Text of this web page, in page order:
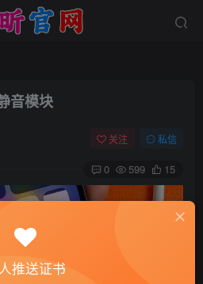
音模块
关注 私信
0 599 15
推送证书